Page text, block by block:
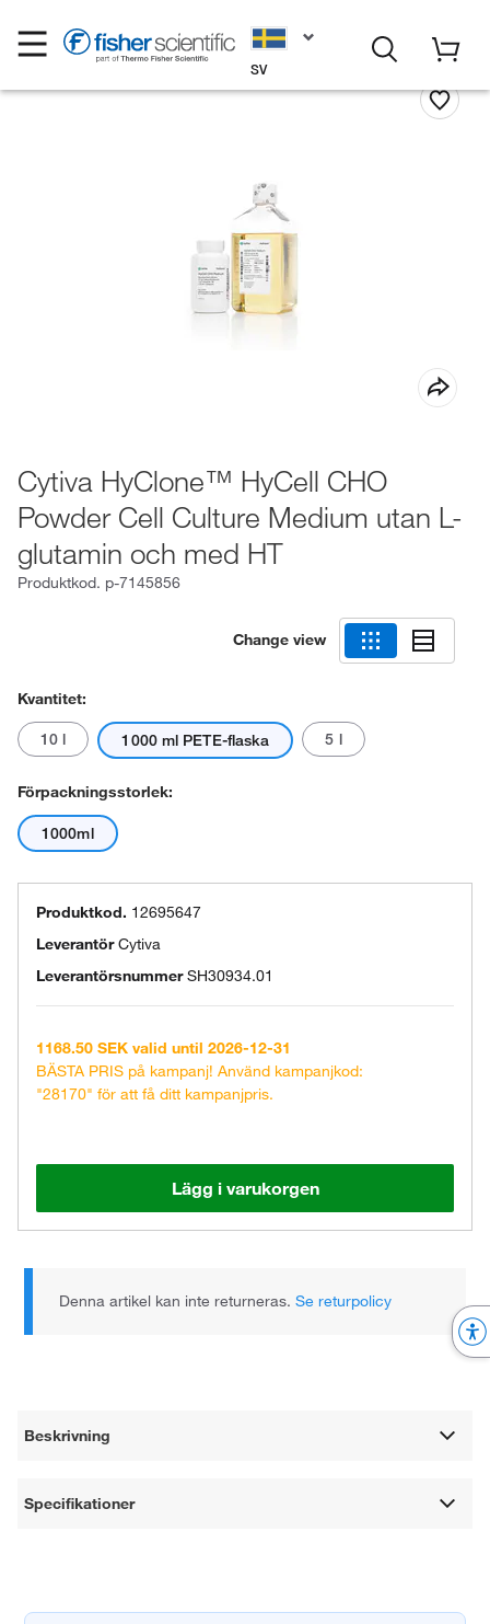
SV
Cytiva HyClone™ HyCell CHO
Powder Cell Culture Medium utan L-
glutamin och med HT
Produktkod. p-7145856
Change view
Kvantitet:
10 l 1000 ml PETE-flaska 5 l
Förpackningsstorlek:
1000ml
Produktkod. 12695647
LeverantörCytiva
Leverantörsnummer SH30934.01
1168.50 SEK valid until 2026-12-31
BÄSTA PRIS på kampanj! Använd kampanjkod:
"28170" för att få ditt kampanjpris.
Lägg i varukorgen
Denna artikel kan inte returneras.Se returpolicy
Beskrivning
Specifikationer